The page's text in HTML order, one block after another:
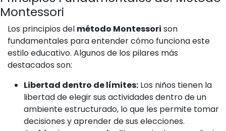
Montessori
Los principios del método Montessori son
fundamentales para entender cómo funciona este
estilo educativo. Algunos de los pilares más
destacados son:
Libertad dentro de límites: Los niños tienen la
libertad de elegir sus actividades dentro de un
ambiente estructurado, lo que les permite tomar
decisiones y aprender de sus elecciones.